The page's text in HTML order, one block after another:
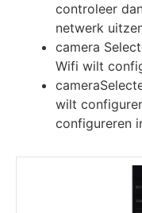
controleer
netwerk
camera
Wifi wilt
wilt
configureren